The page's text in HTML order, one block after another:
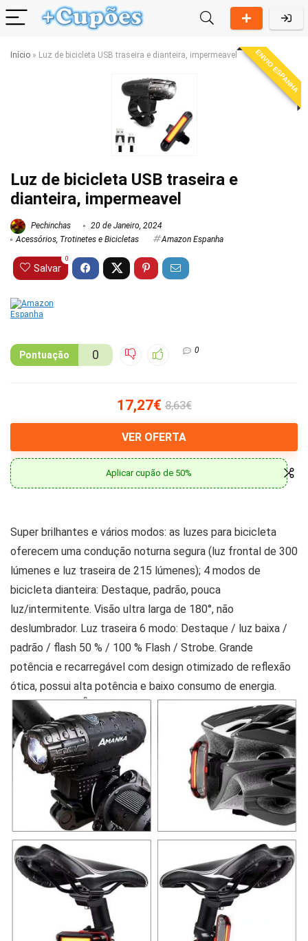
Início » Luz de bicicleta USB traseira e dianteira, impermeavel ENVIO ESPANHA
Luz de bicicleta USB traseira e
dianteira, impermeavel
Pechinchas
20 de Janeiro, 2024
Acessórios, Trotinetes e Bicicletas Amazon Espanha
Salvar
0
Pontuação 0 0
17,27€ 8,63€
VER OFERTA
Aplicar cupão de 50%
Super brilhantes e vários modos: as luzes para bicicleta
oferecem uma condução noturna segura (luz frontal de 300
lúmenes e luz traseira de 215 lúmenes); 4 modos de
bicicleta dianteira: Destaque, padrão, pouca
luz/intermitente. Visão ultra larga de 180°, não
deslumbrador. Luz traseira 6 modo: Destaque / luz baixa /
padrão / flash 50 % / 100 % Flash / Strobe. Grande
potência e recarregável com design otimizado de reflexão
ótica, possui alta potência e baixo consumo de energia.